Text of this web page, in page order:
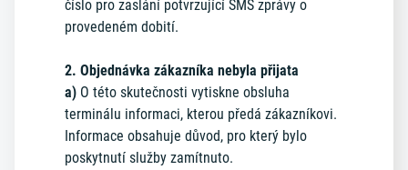
číslo pro zaslání potvrzující SMS zprávy o
provedeném dobití.
2. Objednávka zákazníka nebyla přijata
a) O této skutečnosti vytiskne obsluha
terminálu informaci, kterou předá zákazníkovi.
Informace obsahuje důvod, pro který bylo
poskytnutí služby zamítnuto.